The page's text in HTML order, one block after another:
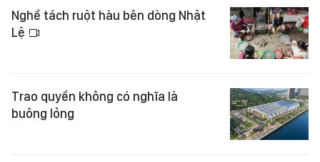
Nghề tách ruột hàu bên dòng Nhật
Lệ
Trao quyền không có nghĩa là
buông lỏng